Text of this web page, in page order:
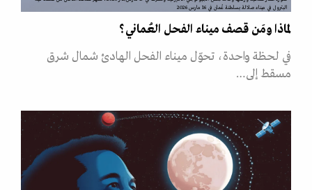
البترول في ميناء صلالة بسلطنة عُمان في 16 مارس 2026
لماذا ومَن قصف ميناء الفحل العُماني؟
في لحظة واحدة، تحوّل ميناء الفحل الهادئ شمال شرق
مسقط إلى…